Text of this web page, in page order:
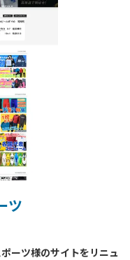
ツ
ーツ様のサイトをリニュ